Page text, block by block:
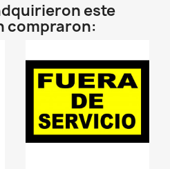
este
compraron: